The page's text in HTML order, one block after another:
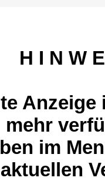
H I N W
mehr
im